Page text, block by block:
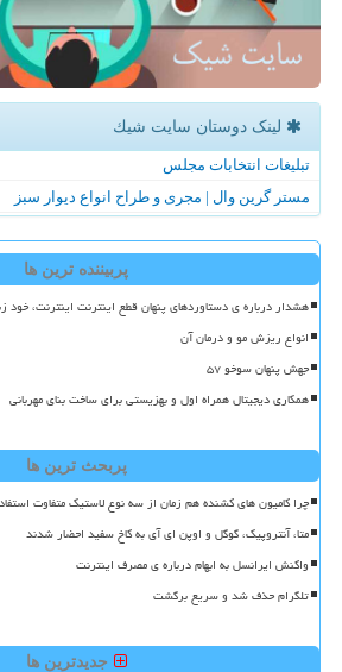
لینک دوستان سایت شیك
تبلیغات انتخابات مجلس
مستر گرین وال | مجری و طراح انواع دیوار سبز
پربیننده ترین ها
هشدار درباره ی دستاوردهای پنهان قطع اینترنت اینترنت،
انواع ریزش مو و درمان آن
جهش پنهان سوخو ۵۷
همکاری دیجیتال همراه اول و بهزیستی برای ساخت بنای مهربانی
پربحث ترین ها
چرا کامیون های کشنده هم زمان از سه نوع لاستیک متفاوت
متا، آنتروپیک، گوگل و اوپن ای آی به کاخ سفید احضار شدند
واکنش ایرانسل به ابهام درباره ی مصرف اینترنت
تلگرام حذف شد و سریع برگشت
جدیدترین ها